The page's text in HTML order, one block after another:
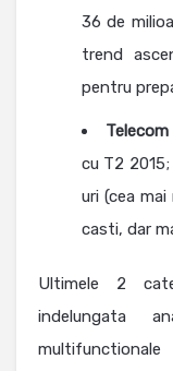
36 de
trend
pentru
Telecom
cu T2
uri (cea
casti, dar
Ultimele 2
indelungata